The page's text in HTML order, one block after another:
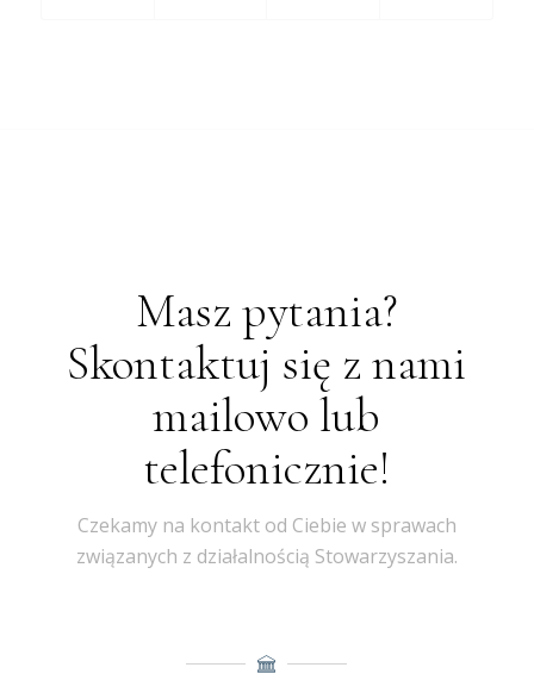
Masz pytania?
Skontaktuj się z nami
mailowo lub
telefonicznie!
Czekamy na kontakt od Ciebie w sprawach
związanych z działalnością Stowarzyszania.